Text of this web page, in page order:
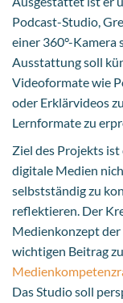
Podcast-Studio,
einer 360°-Kamera
Ausstattung soll
Videoformate wie
oder Erklärvideos
Lernformate zu
Ziel des Projekts
digitale Medien
selbstständig zu
reflektieren. Der
Medienkonzept der
wichtigen Beitrag
Das Studio soll